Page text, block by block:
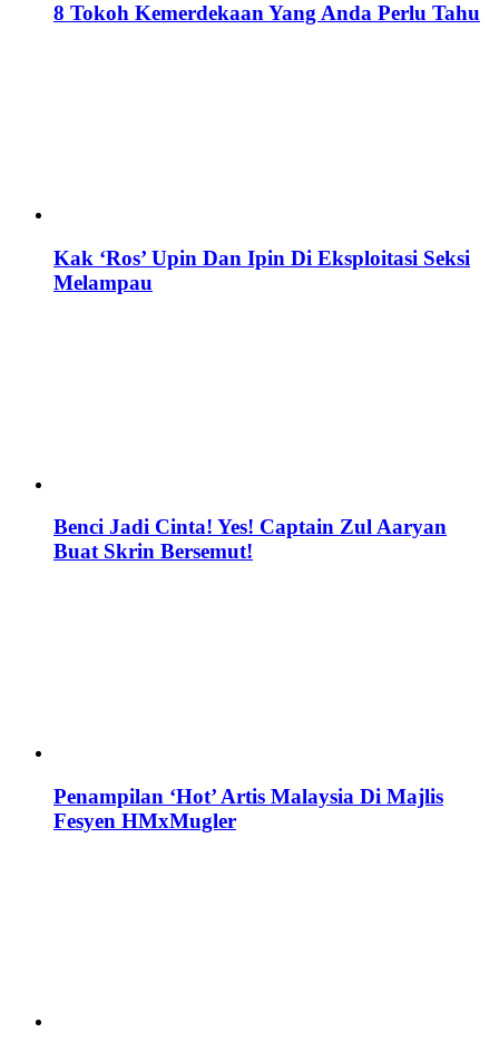
8 Tokoh Kemerdekaan Yang Anda Perlu Tahu
Kak ‘Ros’ Upin Dan Ipin Di Eksploitasi Seksi
Melampau
Benci Jadi Cinta! Yes! Captain Zul Aaryan
Buat Skrin Bersemut!
Penampilan ‘Hot’ Artis Malaysia Di Majlis
Fesyen HMxMugler